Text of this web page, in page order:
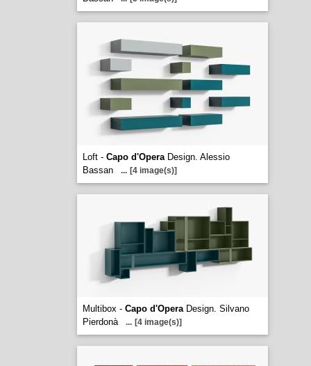
Loft - Capo d'OperaDesign. Alessio
Bassan
... [4 image(s)]
Multibox - Capo d'OperaDesign. Silvano
Pierdonà
... [4 image(s)]